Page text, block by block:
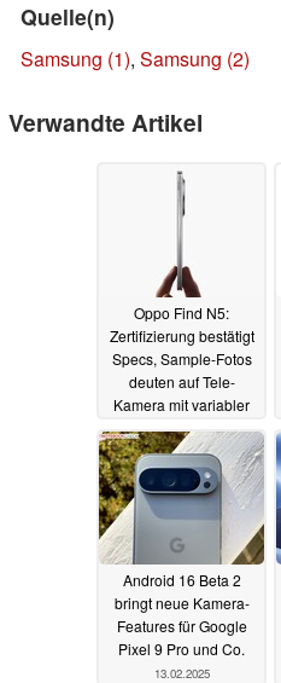
Quelle(n)
Samsung (1), Samsung (2)
Verwandte Artikel
Oppo Find N5:
Zertifizierung bestätigt
Specs, Sample-Fotos
deuten auf Tele-
Kamera mit variabler
Blende14.02.2025
Android 16 Beta 2
bringt neue Kamera-
Features für Google
Pixel 9 Pro und Co.
13.02.2025